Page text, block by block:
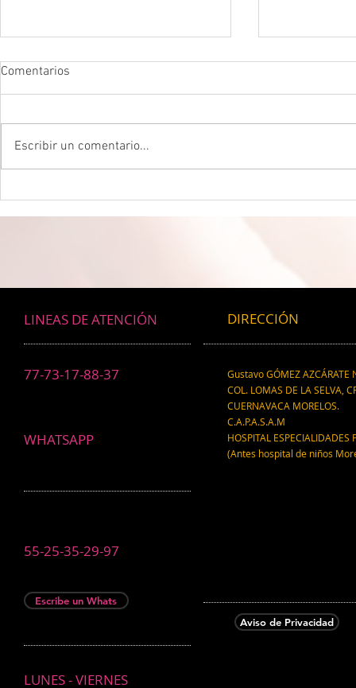
Comentarios
Escribir un comentario...
LINEAS DE ATENCIÓN
77-73-17-88-37
WHATSAPP
DIRECCIÓN
Gustavo GÓMEZ AZCÁRATE
COL. LOMAS DE LA SELVA,
CUERNAVACA MORELOS.
C.A.P.A.S.A.M
HOSPITAL ESPECIALIDADES
(Antes hospital de niños
55-25-35-29-97
Escribe un Whats
Aviso de Privacidad
LUNES - VIERNES